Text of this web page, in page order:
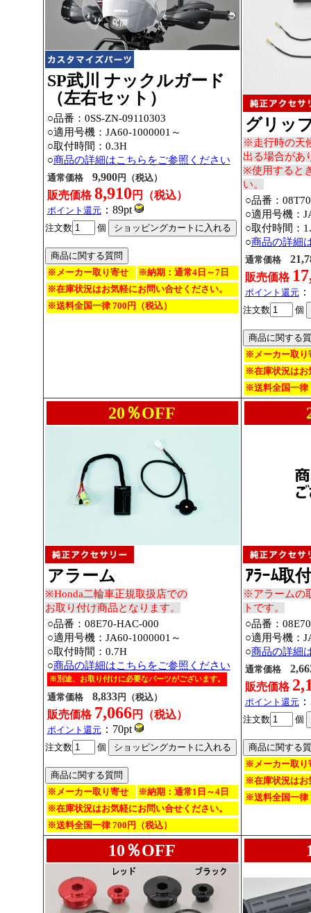
SP武川 ナックルガード
（左右セット）
○品番：0SS-ZN-09110303
○適用号機：JA60-1000001～
○取付時間：0.3H
○商品の詳細はこちらをご参照ください
通常価格 9,900円（税込）
販売価格8,910 円（税込）
ポイント還元：89pt
注文数 個
※メーカー取り寄せ
※納期：通常4日～7日
※在庫状況はお気軽にお問い合せください。
※送料全国一律 700円（税込）
グリッ
※走行時の天
出る場合があ
※使用すると
い。
○品番：
○適用号機：
○取付時間：
○商品の詳細
通常価格
販売価格
ポイント還元
注文数 個
※メーカー取り
※在庫状況はお
※送料全国一律
20％OFF
アラーム
※Honda二輪車正規取扱店での
お取り付け商品となります。
○品番：08E70-HAC-000
○適用号機：JA60-1000001～
○取付時間：0.7H
○商品の詳細はこちらをご参照ください
※別途、お取り付けに必要なパーツがございます。
通常価格 8,833円（税込）
販売価格 7,066円（税込）
ポイント還元：70pt
注文数 個
※メーカー取り寄せ
※納期：通常1日～4日
※在庫状況はお気軽にお問い合せください。
※送料全国一律 700円（税込）
ｱﾗｰﾑ取
※アラームの
トです。
○品番：
○適用号機：
○商品の詳細
通常価格
販売価格
ポイント還元
注文数 個
※メーカー取り
※在庫状況はお
※送料全国一律
10％OFF